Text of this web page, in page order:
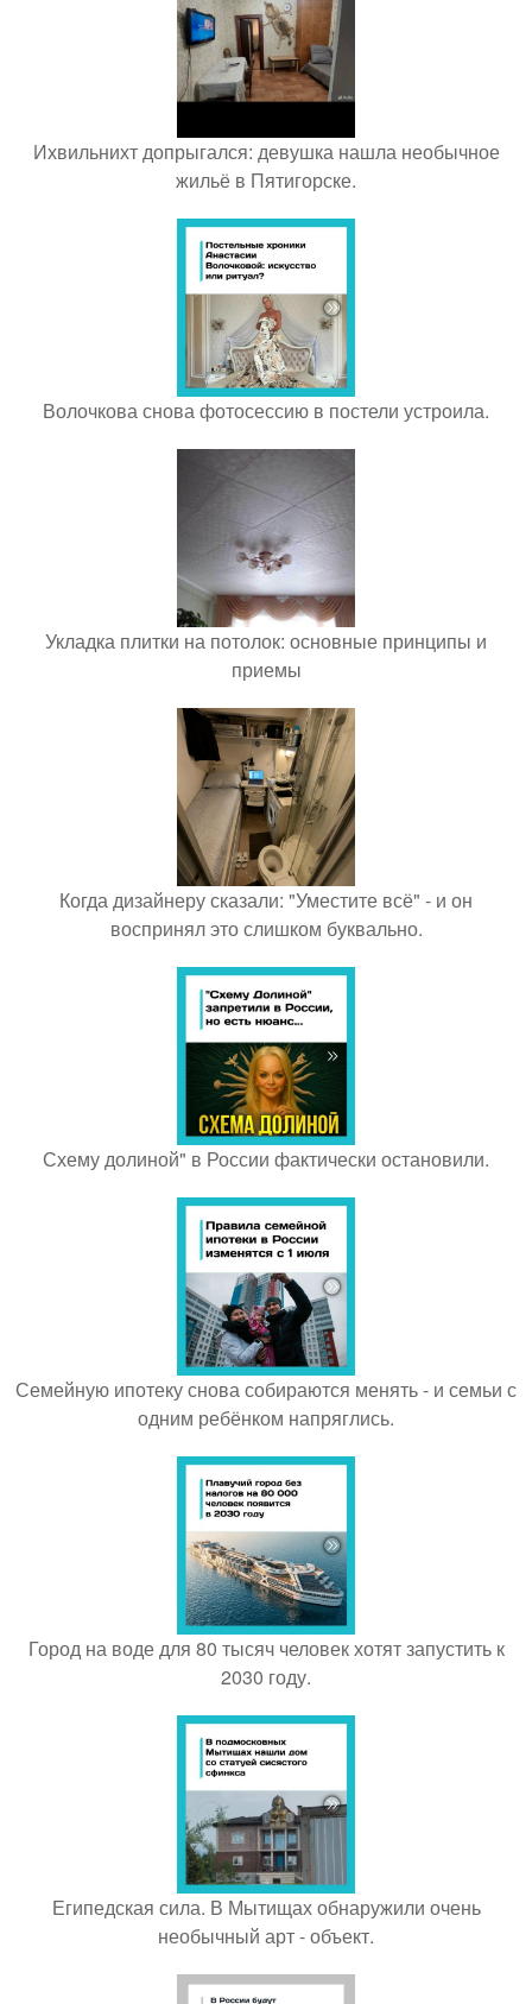
Ихвильнихт допрыгался: девушка нашла необычное
жильё в Пятигорске.
Волочкова снова фотосессию в постели устроила.
Укладка плитки на потолок: основные принципы и
приемы
Когда дизайнеру сказали: "Уместите всё" - и он
воспринял это слишком буквально.
Схему долиной" в России фактически остановили.
Семейную ипотеку снова собираются менять - и семьи с
одним ребёнком напряглись.
Город на воде для 80 тысяч человек хотят запустить к
2030 году.
Египедская сила. В Мытищах обнаружили очень
необычный арт - объект.